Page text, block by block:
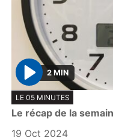
P
l
a
y
2 MIN
LE 05 MINUTES
Le récap de la
19 Oct 2024